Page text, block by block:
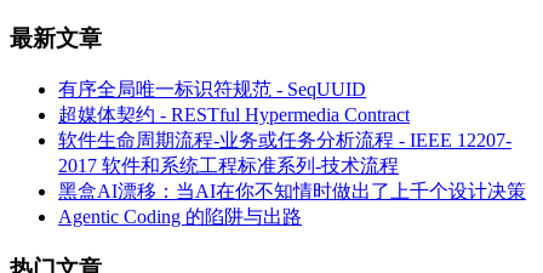
最新文章
有序全局唯一标识符规范 - SeqUUID
超媒体契约 - RESTful Hypermedia Contract
软件生命周期流程-业务或任务分析流程 - IEEE 12207-
2017 软件和系统工程标准系列-技术流程
黑盒AI漂移：当AI在你不知情时做出了上千个设计决策
Agentic Coding 的陷阱与出路